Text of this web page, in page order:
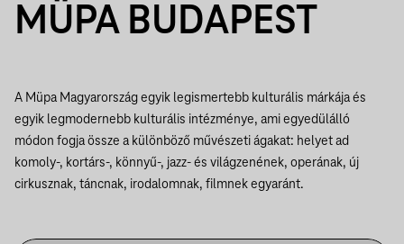
MÜPA BUDAPEST
A Müpa Magyarország egyik legismertebb kulturális márkája és
egyik legmodernebb kulturális intézménye, ami egyedülálló
módon fogja össze a különböző művészeti ágakat: helyet ad
komoly-, kortárs-, könnyű-, jazz- és világzenének, operának, új
cirkusznak, táncnak, irodalomnak, filmnek egyaránt.